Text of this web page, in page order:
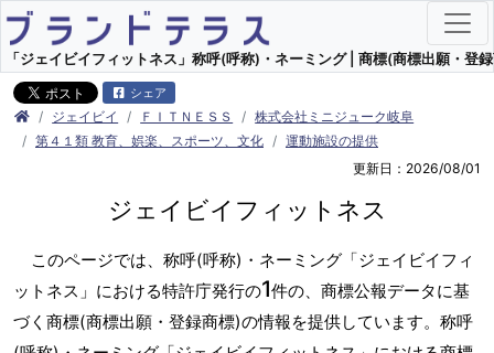
「ジェイビイフィットネス」称呼(呼称)・ネーミング | 商標(商標出願・登
シェア
ジェイビイ ＦＩＴＮＥＳＳ
株式会社ミニジューク岐阜
第４１類 教育、娯楽、スポーツ、文化
運動施設の提供
更新日：2026/08/01
ジェイビイフィットネス
このページでは、称呼(呼称)・ネーミング「ジェイビイフィ
ットネス」における特許庁発行の1件の、商標公報データに基
づく商標(商標出願・登録商標)の情報を提供しています。称呼